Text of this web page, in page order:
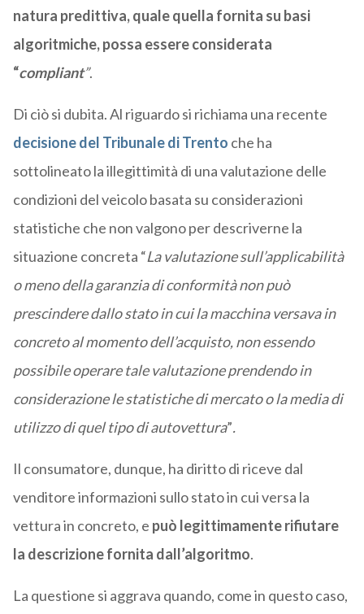
natura predittiva, quale quella fornita su basi
algoritmiche, possa essere considerata
“compliant”.
Di ciò si dubita. Al riguardo si richiama una recente
decisione del Tribunale di Trento che ha
sottolineato la illegittimità di una valutazione delle
condizioni del veicolo basata su considerazioni
statistiche che non valgono per descriverne la
situazione concreta “La valutazione sull’applicabilità
o meno della garanzia di conformità non può
prescindere dallo stato in cui la macchina versava in
concreto al momento dell’acquisto, non essendo
possibile operare tale valutazione prendendo in
considerazione le statistiche di mercato o la media di
utilizzo di quel tipo di autovettura”.
Il consumatore, dunque, ha diritto di riceve dal
venditore informazioni sullo stato in cui versa la
vettura in concreto, e può legittimamente rifiutare
la descrizione fornita dall’algoritmo.
La questione si aggrava quando, come in questo caso,